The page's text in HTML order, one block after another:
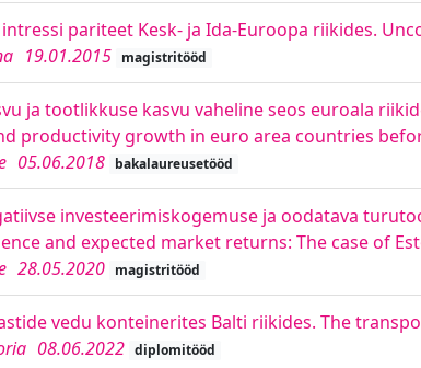
pariteet Kesk- ja Ida-Euroopa riikides.
19.01.2015 magistritööd
ja tootlikkuse kasvu vaheline seos euroala
productivity growth in euro area countries
05.06.2018 bakalaureusetööd
investeerimiskogemuse ja oodatava
and expected market returns: The case of
28.05.2020 magistritööd
vedu konteinerites Balti riikides. The
08.06.2022 diplomitööd